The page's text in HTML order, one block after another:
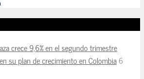
crece 9,6% en el segundo trimestre
su plan de crecimiento en Colombia6